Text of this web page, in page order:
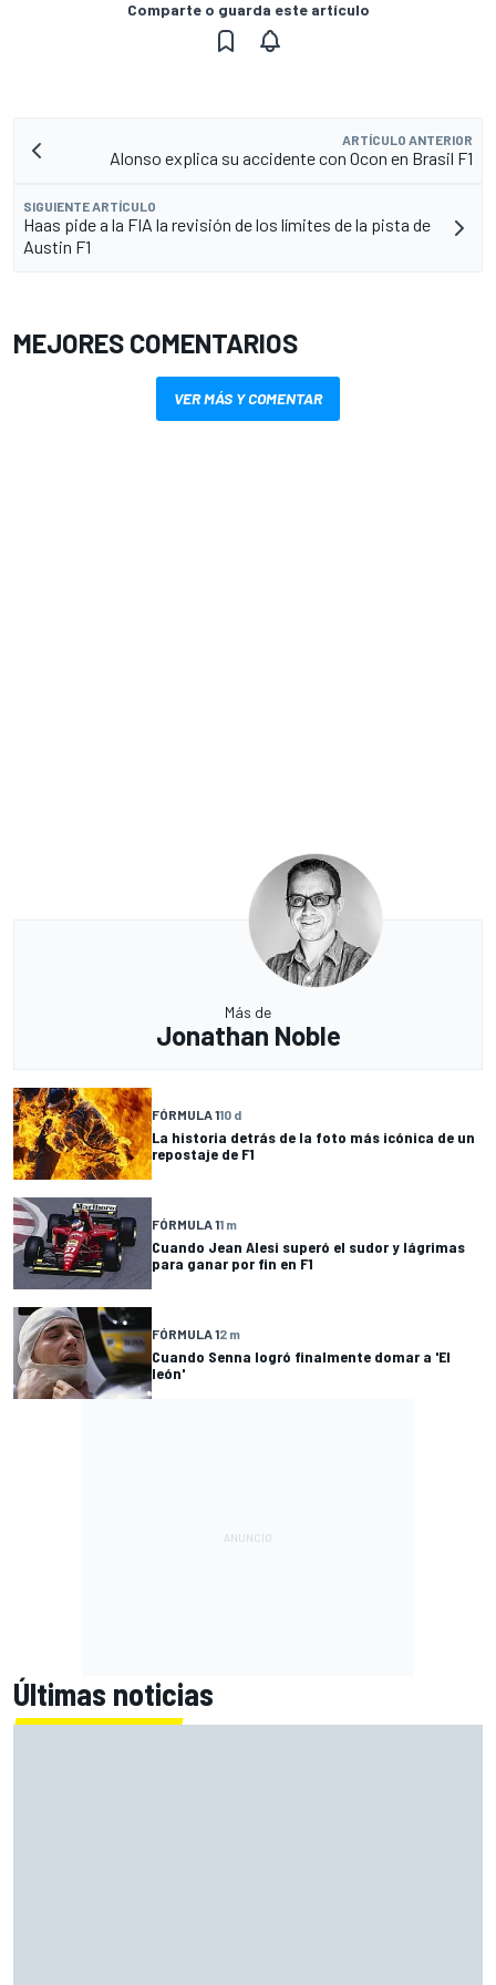
Comparte o guarda este artículo
ARTÍCULO ANTERIOR
Alonso explica su accidente con Ocon en Brasil F1
SIGUIENTE ARTÍCULO
Haas pide a la FIA la revisión de los límites de la pista de
Austin F1
MEJORES COMENTARIOS
VER MÁS Y COMENTAR
Más de
Jonathan Noble
FÓRMULA 110 d
La historia detrás de la foto más icónica de un
repostaje de F1
FÓRMULA 11 m
Cuando Jean Alesi superó el sudor y lágrimas
para ganar por fin en F1
FÓRMULA 12 m
Cuando Senna logró finalmente domar a 'El
león'
Últimas noticias